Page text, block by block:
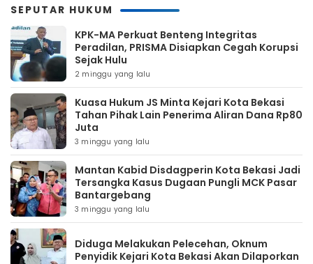
SEPUTAR HUKUM
KPK-MA Perkuat Benteng Integritas
Peradilan, PRISMA Disiapkan Cegah Korupsi
Sejak Hulu
2 minggu yang lalu
Kuasa Hukum JS Minta Kejari Kota Bekasi
Tahan Pihak Lain Penerima Aliran Dana Rp80
Juta
3 minggu yang lalu
Mantan Kabid Disdagperin Kota Bekasi Jadi
Tersangka Kasus Dugaan Pungli MCK Pasar
Bantargebang
3 minggu yang lalu
Diduga Melakukan Pelecehan, Oknum
Penyidik Kejari Kota Bekasi Akan Dilaporkan